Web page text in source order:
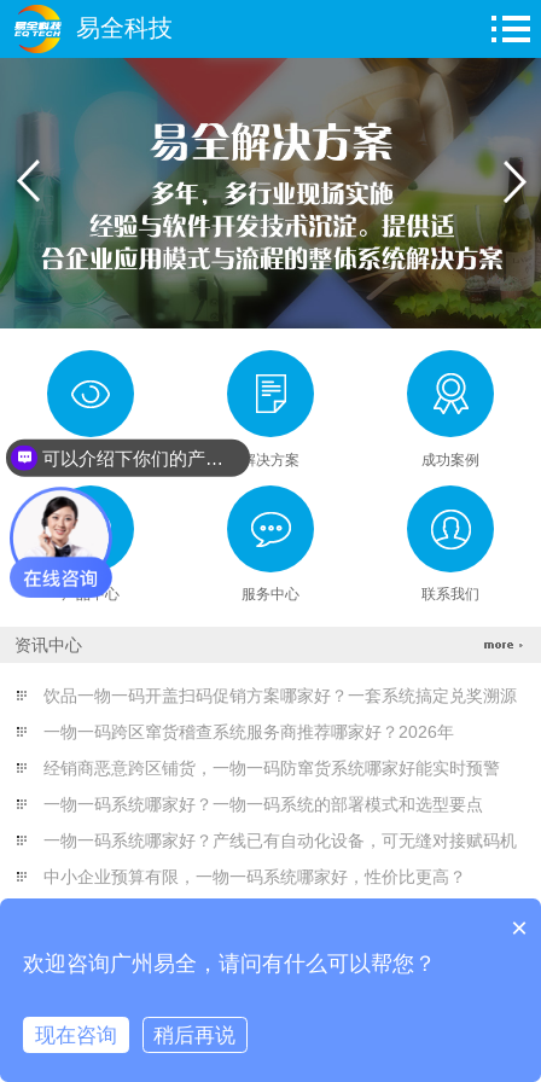
易全科技
关于易全 解决方案 成功案例
产品中心 服务中心 联系我们
资讯中心
饮品一物一码开盖扫码促销方案哪家好？一套系统搞定兑奖溯源
一物一码跨区窜货稽查系统服务商推荐哪家好？2026年
经销商恶意跨区铺货，一物一码防窜货系统哪家好能实时预警
一物一码系统哪家好？一物一码系统的部署模式和选型要点
一物一码系统哪家好？产线已有自动化设备，可无缝对接赋码机
中小企业预算有限，一物一码系统哪家好，性价比更高？
×
欢迎咨询广州易全，请问有什么可以帮您？
现在咨询 稍后再说
在线咨询